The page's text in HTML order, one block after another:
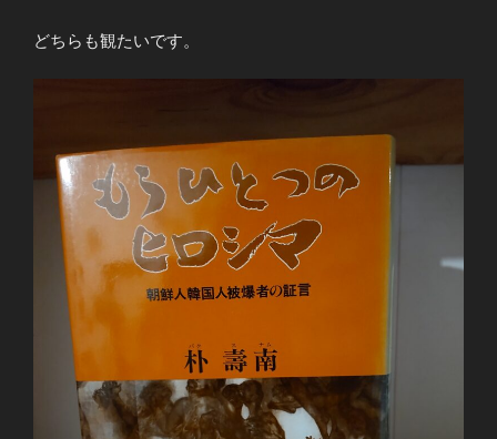
どちらも観たいです。